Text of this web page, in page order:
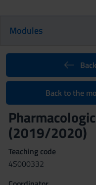
Modules
Back to the
(2019/2020)
Teaching code
4S000332